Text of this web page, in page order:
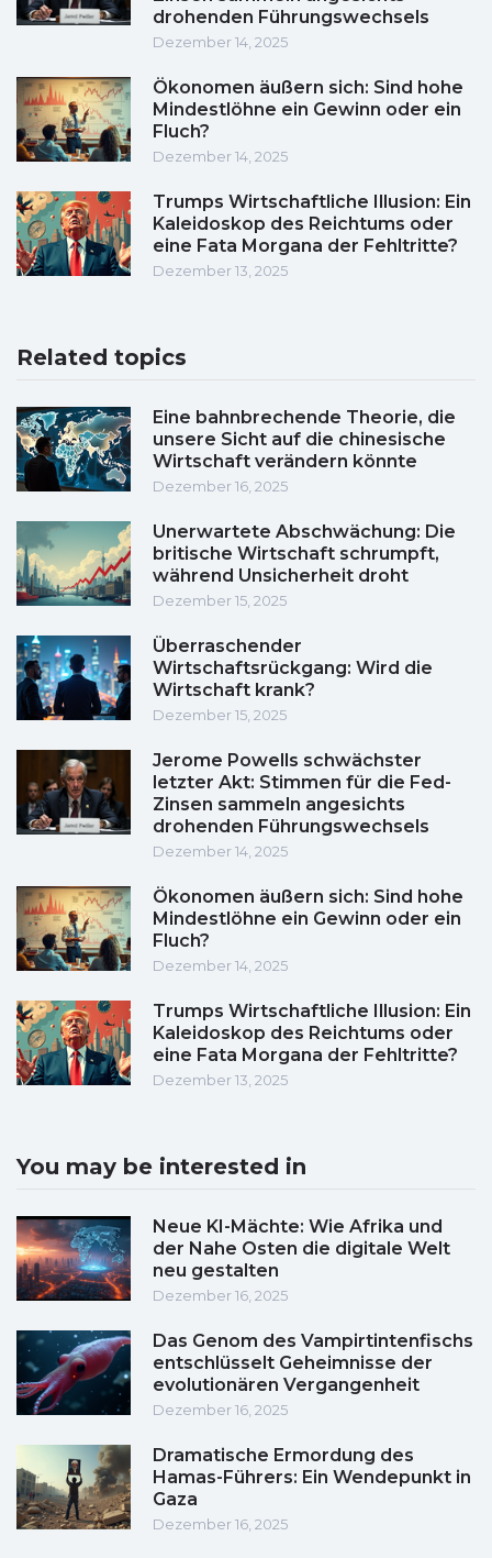
drohenden Führungswechsels
Dezember 14, 2025
Ökonomen äußern sich: Sind hohe
Mindestlöhne ein Gewinn oder ein
Fluch?
Dezember 14, 2025
Trumps Wirtschaftliche Illusion: Ein
Kaleidoskop des Reichtums oder
eine Fata Morgana der Fehltritte?
Dezember 13, 2025
Related topics
Eine bahnbrechende Theorie, die
unsere Sicht auf die chinesische
Wirtschaft verändern könnte
Dezember 16, 2025
Unerwartete Abschwächung: Die
britische Wirtschaft schrumpft,
während Unsicherheit droht
Dezember 15, 2025
Überraschender
Wirtschaftsrückgang: Wird die
Wirtschaft krank?
Dezember 15, 2025
Jerome Powells schwächster
letzter Akt: Stimmen für die Fed-
Zinsen sammeln angesichts
drohenden Führungswechsels
Dezember 14, 2025
Ökonomen äußern sich: Sind hohe
Mindestlöhne ein Gewinn oder ein
Fluch?
Dezember 14, 2025
Trumps Wirtschaftliche Illusion: Ein
Kaleidoskop des Reichtums oder
eine Fata Morgana der Fehltritte?
Dezember 13, 2025
You may be interested in
Neue KI-Mächte: Wie Afrika und
der Nahe Osten die digitale Welt
neu gestalten
Dezember 16, 2025
Das Genom des Vampirtintenfischs
entschlüsselt Geheimnisse der
evolutionären Vergangenheit
Dezember 16, 2025
Dramatische Ermordung des
Hamas-Führers: Ein Wendepunkt in
Gaza
Dezember 16, 2025